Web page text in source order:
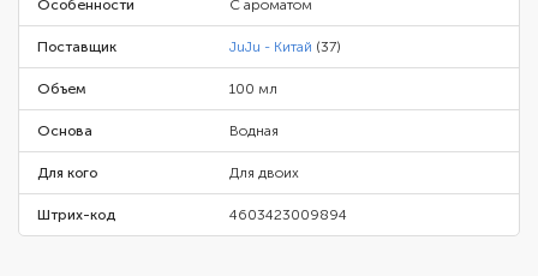
Особенности С ароматом
Поставщик JuJu - Китай (37)
Объем 100 мл
Основа Водная
Для кого Для двоих
Штрих-код 4603423009894